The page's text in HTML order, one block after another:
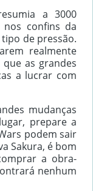
a 3000
nos confins da
de pressão.
realmente
as grandes
a lucrar com
mudanças
prepare a
podem sair
Sakura, é bom
a obra-
nenhum